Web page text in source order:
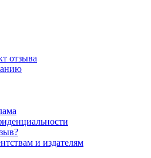
отзыва
и издателям